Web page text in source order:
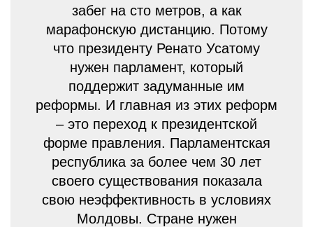
забег на сто метров, а как
марафонскую дистанцию. Потому
что президенту Ренато Усатому
нужен парламент, который
поддержит задуманные им
реформы. И главная из этих реформ
– это переход к президентской
форме правления. Парламентская
республика за более чем 30 лет
своего существования показала
свою неэффективность в условиях
Молдовы. Стране нужен